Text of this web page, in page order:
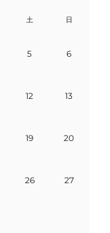
土 日
5 6
12 13
19 20
26 27